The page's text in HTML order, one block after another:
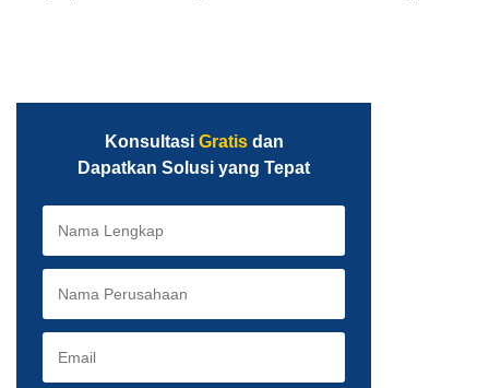
Konsultasi Gratisdan
Dapatkan Solusi yang Tepat